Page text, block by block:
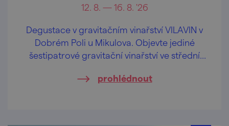
12. 8. — 16. 8. '26
Degustace v gravitačním vinařství VILAVIN v
Dobrém Poli u Mikulova. Objevte jediné
šestipatrové gravitační vinařství ve střední
prohlédnout